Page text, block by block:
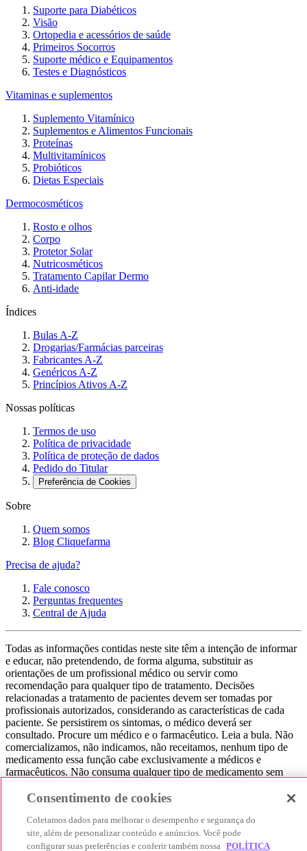
Suporte para Diabéticos
Visão
Ortopedia e acessórios de saúde
Primeiros Socorros
Suporte médico e Equipamentos
Testes e Diagnósticos
Vitaminas e suplementos
Suplemento Vitamínico
Suplementos e Alimentos Funcionais
Proteínas
Multivitamínicos
Probióticos
Dietas Especiais
Dermocosméticos
Rosto e olhos
Corpo
Protetor Solar
Nutricosméticos
Tratamento Capilar Dermo
Anti-idade
Índices
Bulas A-Z
Drogarias/Farmácias parceiras
Fabricantes A-Z
Genéricos A-Z
Princípios Ativos A-Z
Nossas políticas
Termos de uso
Política de privacidade
Política de proteção de dados
Pedido do Titular
Preferência de Cookies
Sobre
Quem somos
Blog Cliquefarma
Precisa de ajuda?
Fale conosco
Perguntas frequentes
Central de Ajuda
Todas as informações contidas neste site têm a intenção de informar
e educar, não pretendendo, de forma alguma, substituir as
orientações de um profissional médico ou servir como
recomendação para qualquer tipo de tratamento. Decisões
relacionadas a tratamento de pacientes devem ser tomadas por
profissionais autorizados, considerando as características de cada
paciente. Se persistirem os sintomas, o médico deverá ser
consultado. Procure um médico e o farmacêutico. Leia a bula. Não
comercializamos, não indicamos, não receitamos, nenhum tipo de
medicamento essa função cabe exclusivamente a médicos e
farmacêuticos. Não consuma qualquer tipo de medicamento sem
não realizamos a venda de medicamentos, apenas contribuímos para
produtos farmacêuticos. Contribuímos e damos auxílio para que sua
experiência seja bem-sucedida, mas a finalização da compra
acontece nos sites das nossas lojas parceiras.
Consentimento de cookies
Coletamos dados para melhorar o desempenho e segurança do
site, além de personalizar conteúdo e anúncios. Você pode
configurar suas preferências e conferir também nossa POLÍTICA